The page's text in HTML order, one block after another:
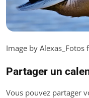
Image by Alexas_Fotos
Partager un
Vous pouvez partager